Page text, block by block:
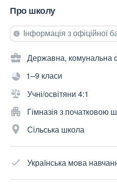
Про школу
Інформація з офіційної
Державна, комунальна
1–9 класи
Учні/освітяни 4:1
Гімназія з початковою
Сільська школа
Українська мова